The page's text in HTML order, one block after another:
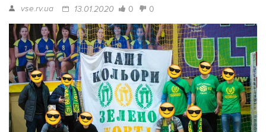
vse.rv.ua 13.01.2020 0 0